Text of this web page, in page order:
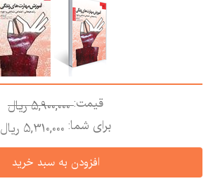
قیمت:5,900,000 ريال
برای شما: 5,310,000 ريال